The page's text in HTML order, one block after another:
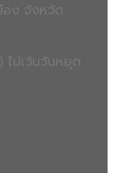
ง จังหวัด
ม่เว้นวันหยุด